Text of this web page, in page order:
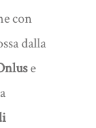
con
dalla
e